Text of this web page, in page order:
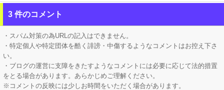
【ホロライブ】 月曜日ちゃん「お盆休み・・・？????」
【ホロライブ】 ホロナルド跡地にミオしゃ！？
3 件のコメント
・スパム対策の為URLの記入はできません。
・特定個人や特定団体を酷く誹謗・中傷するようなコメントはお控え下さ
い。
・ブログの運営に支障をきたすようなコメントには必要に応じて法的措置
をとる場合があります。あらかじめご理解ください。
※コメントの反映には少しお時間をいただく場合があります。